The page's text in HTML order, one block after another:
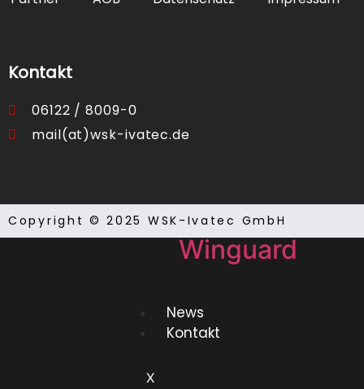
Sonstiges
Tableaus
Winguard
News
Kontakt
X
Kontakt
06122 / 8009-0
mail(at)wsk-ivatec.de
Copyright © 2025 WSK-Ivatec GmbH